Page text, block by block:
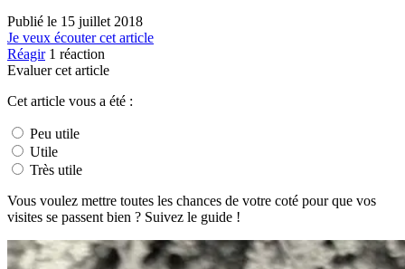
Publié le 15 juillet 2018
Je veux écouter cet article
Réagir 1 réaction
Evaluer cet article
Cet article vous a été :
Peu utile
Utile
Très utile
Vous voulez mettre toutes les chances de votre coté pour que vos
visites se passent bien ? Suivez le guide !